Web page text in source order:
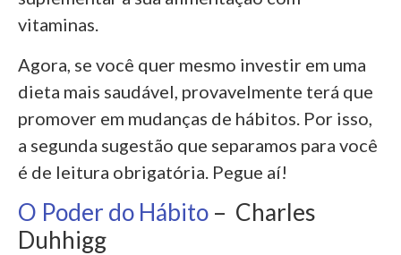
vitaminas.
Agora, se você quer mesmo investir em uma
dieta mais saudável, provavelmente terá que
promover em mudanças de hábitos. Por isso,
a segunda sugestão que separamos para você
é de leitura obrigatória. Pegue aí!
O Poder do Hábito – Charles
Duhhigg